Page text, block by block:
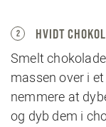
2 HVIDT
Smelt
massen over i
nemmere at
og dyb dem i